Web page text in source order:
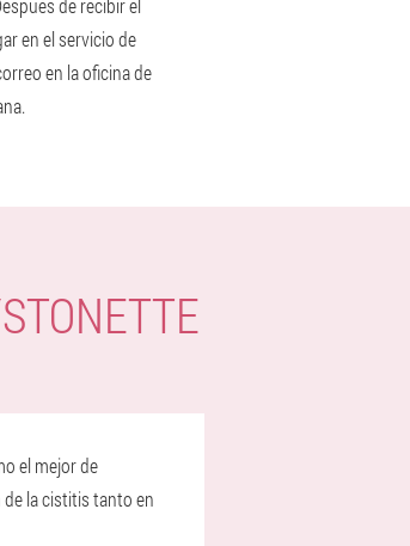
de recibir el
en el servicio de
en la oficina de
el mejor de
la cistitis tanto en